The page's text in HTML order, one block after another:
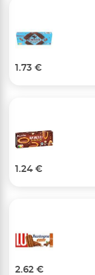
1.73 €
1.24 €
2.62 €